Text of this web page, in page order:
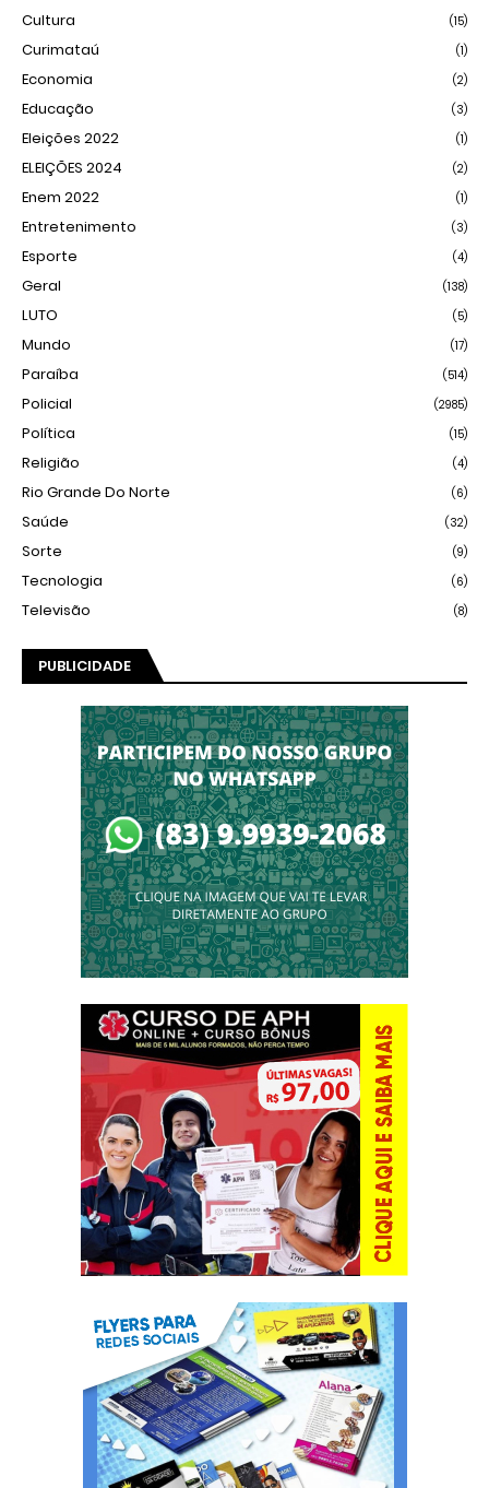
Cultura (15)
Curimataú (1)
Economia (2)
Educação (3)
Eleições 2022 (1)
ELEIÇÕES 2024 (2)
Enem 2022 (1)
Entretenimento (3)
Esporte (4)
Geral (138)
LUTO (5)
Mundo (17)
Paraíba (514)
Policial (2985)
Política (15)
Religião (4)
Rio Grande Do Norte (6)
Saúde (32)
Sorte (9)
Tecnologia (6)
Televisão (8)
PUBLICIDADE